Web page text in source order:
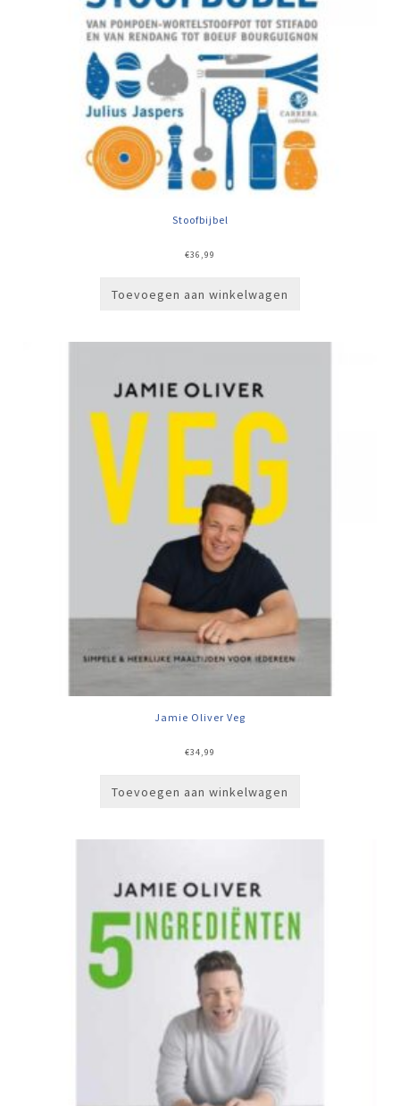
Stoofbijbel
€36,99
Toevoegen aan winkelwagen
Jamie Oliver Veg
€34,99
Toevoegen aan winkelwagen